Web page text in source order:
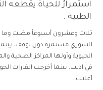
استمرارٌ للحياة يقطعه
الطبية .
ثلاث وعشرون أسبوعاً مضت وما
السوري مستمرة دون توقف،
الحيوية وأولها المراكز الصحية
أعلنت...